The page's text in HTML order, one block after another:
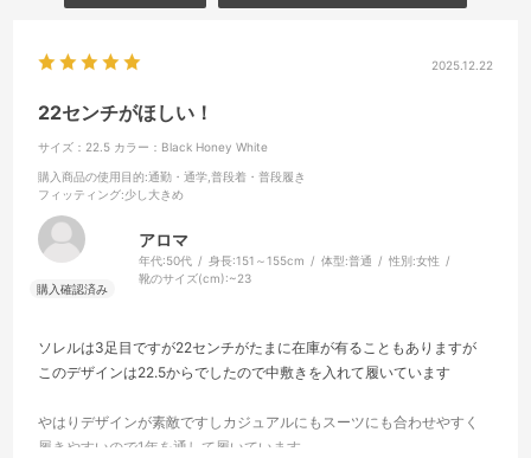
2025.12.22
22センチがほしい！
サイズ：22.5 カラー：Black Honey White
購入商品の使用目的:通勤・通学,普段着・普段履き
フィッティング:少し大きめ
アロマ
年代:50代 身長:151～155cm 体型:普通 性別:女性
靴のサイズ(cm):~23
ソレルは3足目ですが22センチがたまに在庫が有ることもありますが
このデザインは22.5からでしたので中敷きを入れて履いています
やはりデザインが素敵ですしカジュアルにもスーツにも合わせやすく
履きやすいので1年を通して履いています